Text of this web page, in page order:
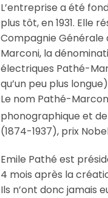
L’entreprise a été
plus tôt, en 1931. Elle
Compagnie
Marconi, la
électriques Pathé-
qu’un peu plus
Le nom Pathé-
phonographique et
(1874-1937), prix
Emile Pathé est
4 mois après la
Ils n’ont donc jamais